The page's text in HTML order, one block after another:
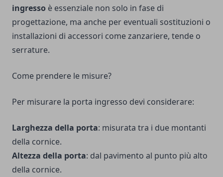
ingresso è essenziale non solo in fase di
progettazione, ma anche per eventuali sostituzioni o
installazioni di accessori come zanzariere, tende o
serrature.
Come prendere le misure?
Per misurare la porta ingresso devi considerare:
Larghezza della porta: misurata tra i due montanti
della cornice.
Altezza della porta: dal pavimento al punto più alto
della cornice.